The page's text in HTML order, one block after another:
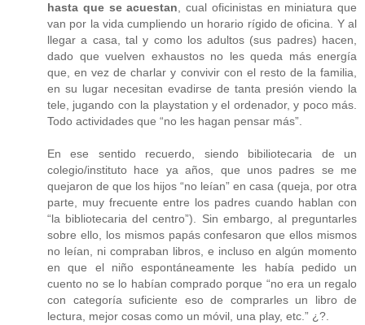
hasta que se acuestan, cual oficinistas en miniatura que
van por la vida cumpliendo un horario rígido de oficina. Y al
llegar a casa, tal y como los adultos (sus padres) hacen,
dado que vuelven exhaustos no les queda más energía
que, en vez de charlar y convivir con el resto de la familia,
en su lugar necesitan evadirse de tanta presión viendo la
tele, jugando con la playstation y el ordenador, y poco más.
Todo actividades que “no les hagan pensar más”.
En ese sentido recuerdo, siendo bibiliotecaria de un
colegio/instituto hace ya años, que unos padres se me
quejaron de que los hijos “no leían” en casa (queja, por otra
parte, muy frecuente entre los padres cuando hablan con
“la bibliotecaria del centro”). Sin embargo, al preguntarles
sobre ello, los mismos papás confesaron que ellos mismos
no leían, ni compraban libros, e incluso en algún momento
en que el niño espontáneamente les había pedido un
cuento no se lo habían comprado porque “no era un regalo
con categoría suficiente eso de comprarles un libro de
lectura, mejor cosas como un móvil, una play, etc.” ¿?.